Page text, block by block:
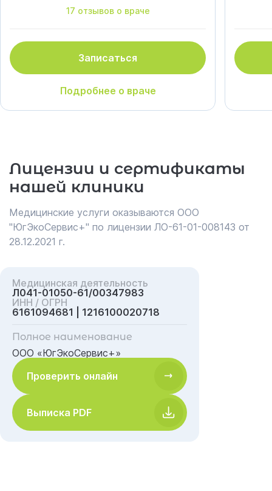
17 отзывов о враче
Записаться
Подробнее о враче
Лицензии и сертификаты
нашей клиники
Медицинские услуги оказываются ООО
"ЮгЭкоСервис+" по лицензии ЛО-61-01-008143 от
28.12.2021 г.
Медицинская деятельность
Л041-01050-61/00347983
ИНН / ОГРН
6161094681 | 1216100020718
Полное наименование
ООО «ЮгЭкоСервис+»
Проверить онлайн
Выписка PDF